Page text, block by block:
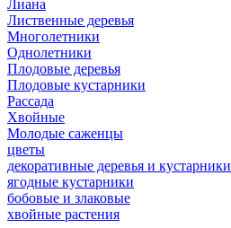
Лиана
Лиственные деревья
Многолетники
Однолетники
Плодовые деревья
Плодовые кустарники
Рассада
Хвойные
Молодые саженцы
цветы
декоративные деревья и кустарники
ягодные кустарники
бобовые и злаковые
хвойные растения